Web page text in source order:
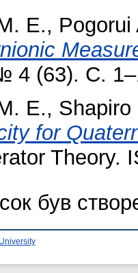
E., Pogorui
4 (63). С.
E., Shapiro
for
Theory.
був